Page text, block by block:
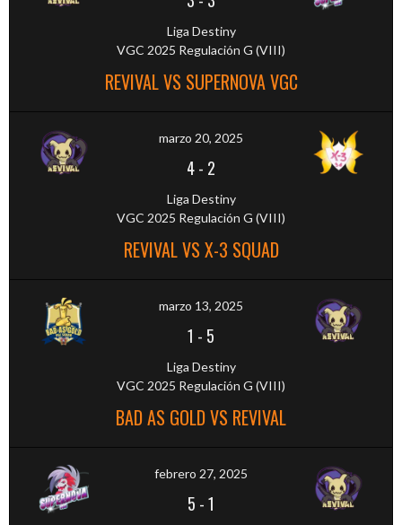
Liga Destiny
VGC 2025 Regulación G (VIII)
REVIVAL VS SUPERNOVA VGC
marzo 20, 2025
4- 2
Liga Destiny
VGC 2025 Regulación G (VIII)
REVIVAL VS X-3 SQUAD
marzo 13, 2025
1 - 5
Liga Destiny
VGC 2025 Regulación G (VIII)
BAD AS GOLD VS REVIVAL
febrero 27, 2025
5 -1